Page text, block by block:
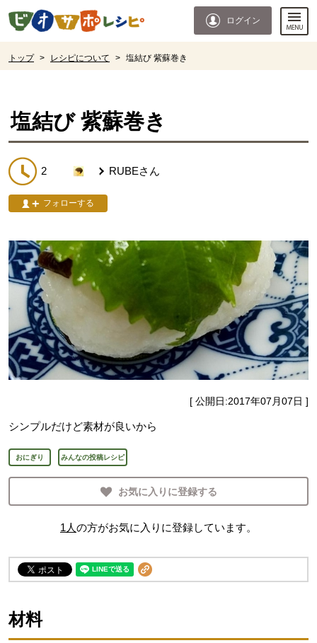
ページの先頭です。
ログイン
トップ > レシピについて > 塩結び 紫蘇巻き
塩結び 紫蘇巻き
2 RUBEさん
フォローする
[ 公開日:2017年07月07日 ]
シンプルだけど素材が良いから
おにぎり みんなの投稿レシピ
お気に入りに登録する
1 人の方がお気に入りに登録しています。
材料